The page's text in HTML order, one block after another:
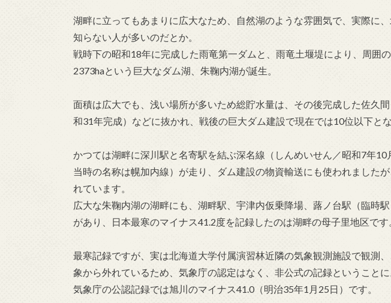
湖畔に立ってもあまりに広大なため、自然湖のような雰囲気で、実際に
知らない人が多いのだとか。
戦時下の昭和18年に完成した雨竜第一ダムと、雨竜土堰堤により、周囲
2373haという巨大なダム湖、朱鞠内湖が誕生。
面積は広大でも、浅い場所が多いため総貯水量は、その後完成した佐久
和31年完成）などに抜かれ、戦後の巨大ダム建設で現在では10位以下とな
かつては湖畔に深川駅と名寄駅を結ぶ深名線（しんめいせん／昭和7年10
当時の名称は幌加内線）が走り、ダム建設の物資輸送にも使われました
れています。
広大な朱鞠内湖の湖畔にも、湖畔駅、宇津内仮乗降場、蕗ノ台駅（臨時
があり、日本最寒のマイナス41.2度を記録したのは湖畔の母子里地区です
最寒記録ですが、実は北海道大学付属演習林近隣の気象観測施設で観測
象から外れているため、気象庁の認定はなく、非公式の記録ということに
気象庁の公認記録では旭川のマイナス41.0（明治35年1月25日）です。